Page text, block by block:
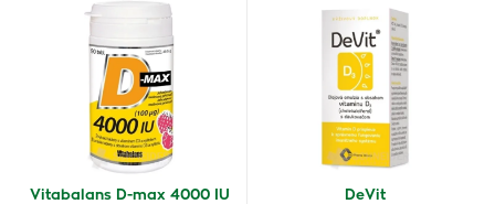
Vitabalans D-max 4000 IU
DeVit